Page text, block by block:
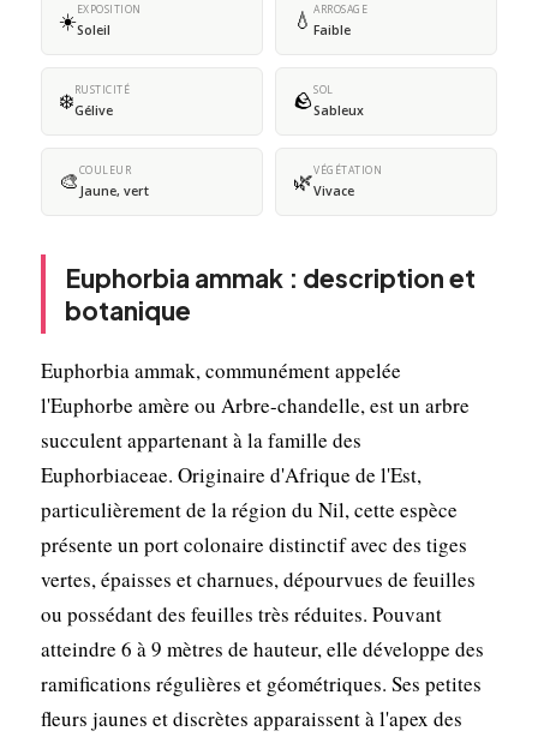
☀️EXPOSITION
Soleil 💧 ARROSAGE
Faible
❄️RUSTICITÉ
Gélive 🪨SOL
Sableux
🎨COULEUR
Jaune, vert 🌿VÉGÉTATION
Vivace
Euphorbia ammak : description et
botanique
Euphorbia ammak, communément appelée
l'Euphorbe amère ou Arbre-chandelle, est un arbre
succulent appartenant à la famille des
Euphorbiaceae. Originaire d'Afrique de l'Est,
particulièrement de la région du Nil, cette espèce
présente un port colonaire distinctif avec des tiges
vertes, épaisses et charnues, dépourvues de feuilles
ou possédant des feuilles très réduites. Pouvant
atteindre 6 à 9 mètres de hauteur, elle développe des
ramifications régulières et géométriques. Ses petites
fleurs jaunes et discrètes apparaissent à l'apex des